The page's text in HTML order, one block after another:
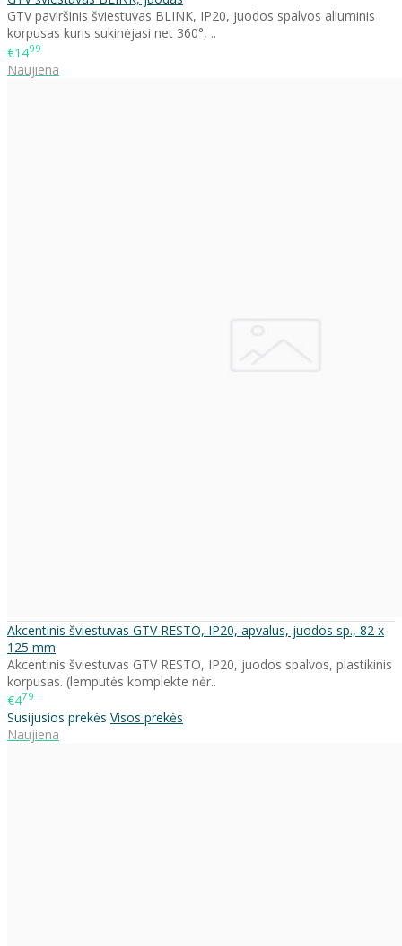
GTV paviršinis šviestuvas BLINK, IP20, juodos spalvos aliuminis
korpusas kuris sukinėjasi net 360°, ..
€1499
Naujiena
Akcentinis šviestuvas GTV RESTO, IP20, apvalus, juodos sp., 82 x
125 mm
Akcentinis šviestuvas GTV RESTO, IP20, juodos spalvos, plastikinis
korpusas. (lemputės komplekte nėr..
€479
Susijusios prekės Visos prekės
Naujiena